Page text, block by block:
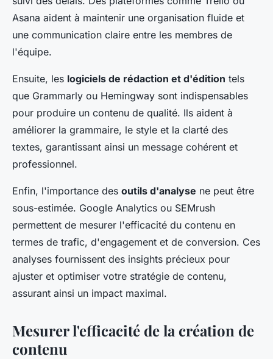
Asana aident à maintenir une organisation fluide et
une communication claire entre les membres de
l'équipe.
Ensuite, les logiciels de rédaction et d'édition tels
que Grammarly ou Hemingway sont indispensables
pour produire un contenu de qualité. Ils aident à
améliorer la grammaire, le style et la clarté des
textes, garantissant ainsi un message cohérent et
professionnel.
Enfin, l'importance des outils d'analyse ne peut être
sous-estimée. Google Analytics ou SEMrush
permettent de mesurer l'efficacité du contenu en
termes de trafic, d'engagement et de conversion. Ces
analyses fournissent des insights précieux pour
ajuster et optimiser votre stratégie de contenu,
assurant ainsi un impact maximal.
Mesurer l'efficacité de la création de
contenu